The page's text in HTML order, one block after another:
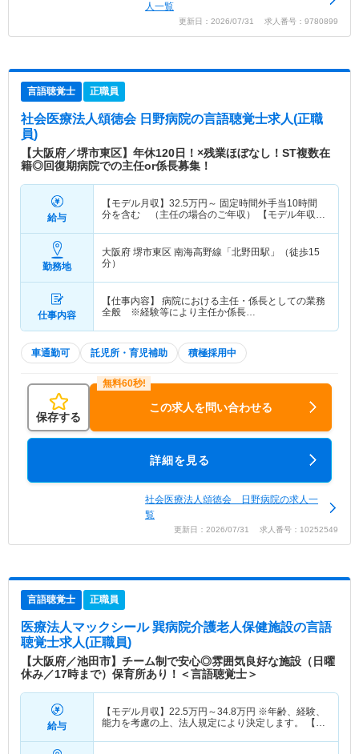
人一覧
更新日：2026/07/31 求人番号：9780899
言語聴覚士 正職員
社会医療法人頌徳会 日野病院の言語聴覚士求人(正職
員)
【大阪府／堺市東区】年休120日！×残業ほぼなし！ST複数在
籍◎回復期病院での主任or係長募集！
給与
【モデル月収】 32.5万円～ 固定時間外手当10時間
分を含む （主任の場合のご年収） 【モデル年収】
の場合のご年収）
勤務地
大阪府 堺市東区 南海高野線「北野田駅」（徒歩15
分）
仕事内容
【仕事内容】 病院における主任・係長としての業務
全般 ※経験等により主任か係長…
車通勤可 託児所・育児補助 積極採用中
保存する
この求人を問い合わせる
詳細を見る
社会医療法人頌徳会 日野病院の求人一
覧
更新日：2026/07/31 求人番号：10252549
言語聴覚士 正職員
医療法人マックシール 巽病院介護老人保健施設の言語
聴覚士求人(正職員)
【大阪府／池田市】チーム制で安心◎雰囲気良好な施設（日曜
休み／17時まで）保育所あり！＜言語聴覚士＞
給与
【モデル月収】 22.5万円～34.8万円 ※年齢、経験、
能力を考慮の上、法人規定により決定します。 【モ
を考慮の上、法人規定により決定します。